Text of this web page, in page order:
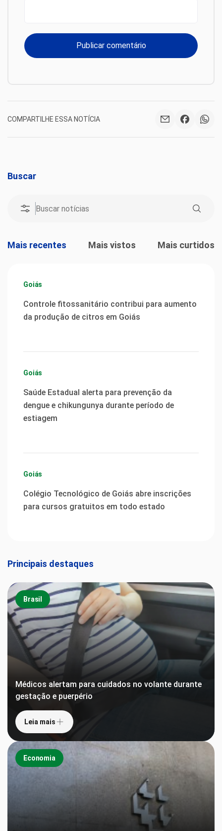
COMPARTILHE ESSA NOTÍCIA
Buscar
Mais recentes Mais vistos Mais curtidos
Goiás
Controle fitossanitário contribui para aumento
da produção de citros em Goiás
Goiás
Saúde Estadual alerta para prevenção da
dengue e chikungunya durante período de
estiagem
Goiás
Colégio Tecnológico de Goiás abre inscrições
para cursos gratuitos em todo estado
Principais destaques
Brasil
Médicos alertam para cuidados no volante durante
gestação e puerpério
Leia mais
Economia